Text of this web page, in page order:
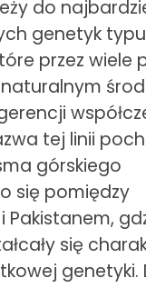
do
genetyk
przez wiele
naturalnym
tej linii
górskiego
się pomiędzy
się
genetyki.